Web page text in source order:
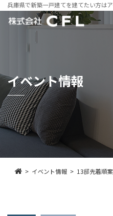
兵庫県で新築一戸建てを建てたい方は
イベント情報
イベント情報 13邸先着順